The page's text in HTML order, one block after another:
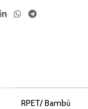
RPET/ Bambú